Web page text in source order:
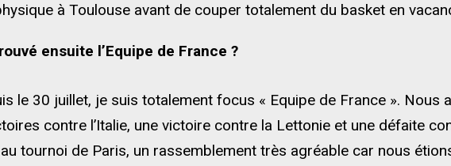
à Toulouse avant de couper totalement du basket en
ensuite l’Equipe de France ?
le 30 juillet, je suis totalement focus « Equipe de France ». Nous
contre l’Italie, une victoire contre la Lettonie et une défaite
tournoi de Paris, un rassemblement très agréable car nous